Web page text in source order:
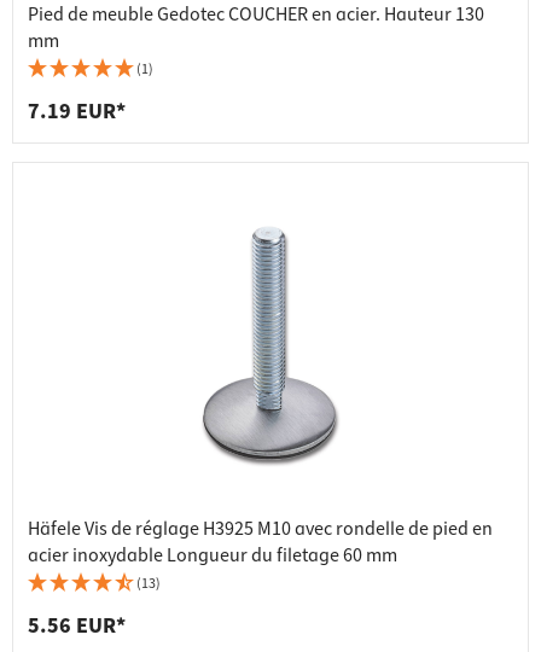
Pied de meuble Gedotec COUCHER en acier. Hauteur 130
mm
(1)
7.19 EUR*
Häfele Vis de réglage H3925 M10 avec rondelle de pied en
acier inoxydable Longueur du filetage 60 mm
(13)
5.56 EUR*